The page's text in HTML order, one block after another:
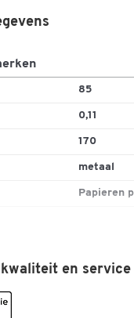
85
0,11
170
metaal
Papieren
en service
Dubbelklik om in te